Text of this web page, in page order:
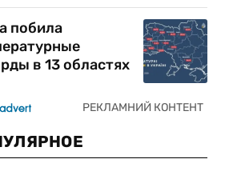
побила
в 13 областях